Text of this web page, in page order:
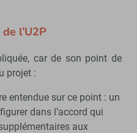
l’U2P
car de son point de
projet :
entendue sur ce point : un
dans l’accord qui
aux